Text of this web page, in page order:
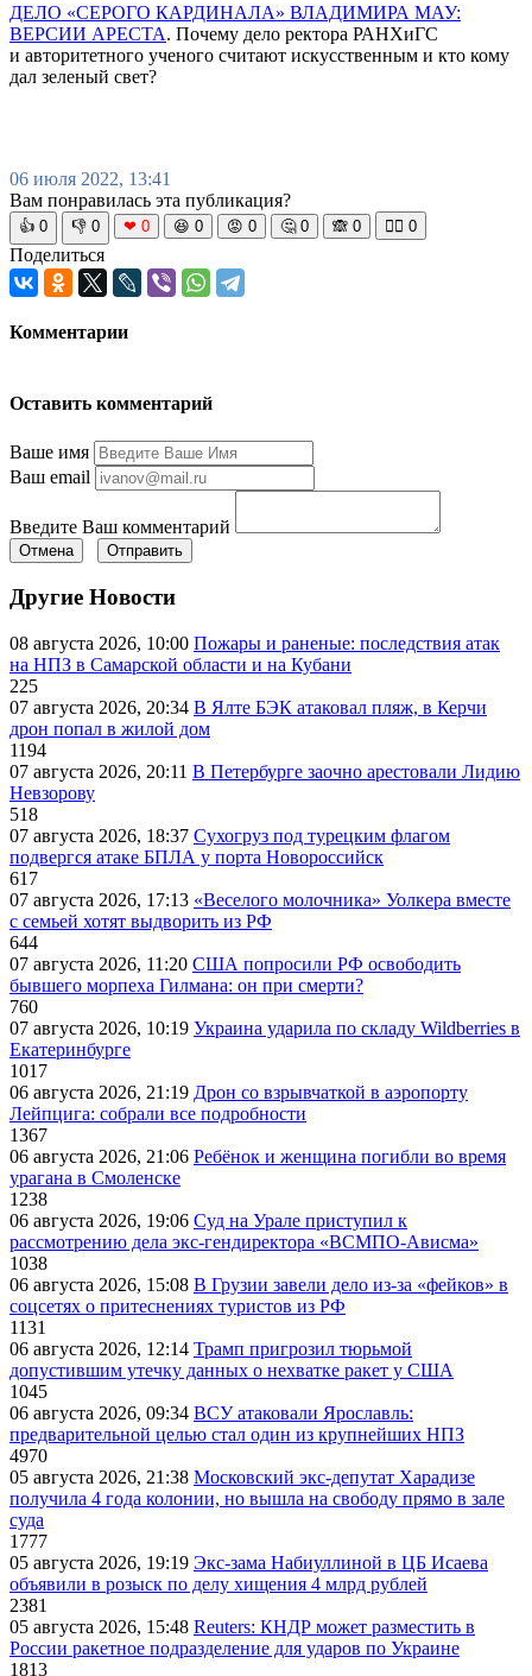
ДЕЛО «СЕРОГО КАРДИНАЛА» ВЛАДИМИРА МАУ:
ВЕРСИИ АРЕСТА. Почему дело ректора РАНХиГС
и авторитетного ученого считают искусственным и кто кому
дал зеленый свет?
06 июля 2022, 13:41
Вам понравилась эта публикация?
👍 0 👎 0 ❤ 0 😆 0 😡 0 🤔 0 🙈 0 🧘‍♀️ 0
Поделиться
Комментарии
Оставить комментарий
Ваше имя
Ваш email
Введите Ваш комментарий
Отмена Отправить
Другие Новости
08 августа 2026, 10:00 Пожары и раненые: последствия атак
на НПЗ в Самарской области и на Кубани
225
07 августа 2026, 20:34 В Ялте БЭК атаковал пляж, в Керчи
дрон попал в жилой дом
1194
07 августа 2026, 20:11 В Петербурге заочно арестовали Лидию
Невзорову
518
07 августа 2026, 18:37 Сухогруз под турецким флагом
подвергся атаке БПЛА у порта Новороссийск
617
07 августа 2026, 17:13 «Веселого молочника» Уолкера вместе
с семьей хотят выдворить из РФ
644
07 августа 2026, 11:20 США попросили РФ освободить
бывшего морпеха Гилмана: он при смерти?
760
07 августа 2026, 10:19 Украина ударила по складу Wildberries в
Екатеринбурге
1017
06 августа 2026, 21:19 Дрон со взрывчаткой в аэропорту
Лейпцига: собрали все подробности
1367
06 августа 2026, 21:06 Ребёнок и женщина погибли во время
урагана в Смоленске
1238
06 августа 2026, 19:06 Суд на Урале приступил к
рассмотрению дела экс-гендиректора «ВСМПО-Ависма»
1038
06 августа 2026, 15:08 В Грузии завели дело из-за «фейков» в
соцсетях о притеснениях туристов из РФ
1131
06 августа 2026, 12:14 Трамп пригрозил тюрьмой
допустившим утечку данных о нехватке ракет у США
1045
06 августа 2026, 09:34 ВСУ атаковали Ярославль:
предварительной целью стал один из крупнейших НПЗ
4970
05 августа 2026, 21:38 Московский экс-депутат Харадизе
получила 4 года колонии, но вышла на свободу прямо в зале
суда
1777
05 августа 2026, 19:19 Экс-зама Набиуллиной в ЦБ Исаева
объявили в розыск по делу хищения 4 млрд рублей
2381
05 августа 2026, 15:48 Reuters: КНДР может разместить в
России ракетное подразделение для ударов по Украине
1813